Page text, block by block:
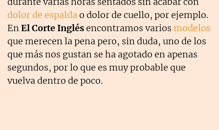
dolor de espaldao dolor de cuello, por ejemplo.
EnEl Corte Inglésencontramos varios modelos
que merecen la pena pero, sin duda, uno de los
que más nos gustan se ha agotado en apenas
segundos, por lo que es muy probable que
vuelva dentro de poco.